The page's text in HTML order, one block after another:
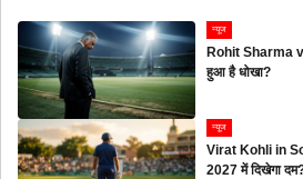
न्यूज
Rohit Sharma
हुआ है धोखा?
न्यूज
Virat Kohli in
2027 में दिखेगा